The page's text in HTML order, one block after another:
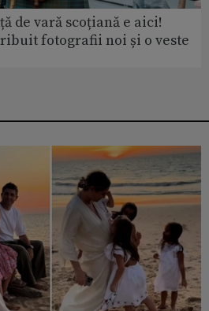
de vară scoțiană e aici!
fotografii noi și o veste